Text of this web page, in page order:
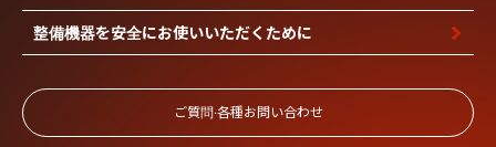
整備機器を安全にお使いいただくために
ご質問‧各種お問い合わせ